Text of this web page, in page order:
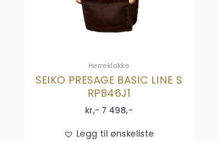
Herreklokke
SEIKO PRESAGE BASIC LINE S
RPB46J1
kr,- 7 498,-
Legg til ønskeliste